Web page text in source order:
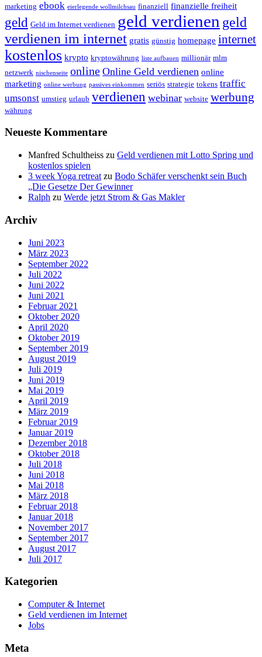
marketing ebook eierlegende wollmilchsau finanziell finanzielle freiheit
geld Geld im Internet verdienen geld verdienen geld
verdienen im internet gratis günstig homepage internet
kostenlos krypto kryptowährung liste aufbauen millionär mlm
netzwerk nischenseite online Online Geld verdienen online
marketing online werbung passives einkommen seriös strategie tokens traffic
umsonst umstieg urlaub verdienen webinar website werbung
währung
Neueste Kommentare
Manfred Schultheiss zu Geld verdienen mit Lotto Spring und
kostenlos spielen
3 week Yoga retreat zu Bodo Schäfer verschenkt sein Buch
„Die Gesetze Der Gewinner
Ralph zu Werde jetzt Strom & Gas Makler
Archiv
Juni 2023
März 2023
September 2022
Juli 2022
Juni 2022
Juni 2021
Februar 2021
Oktober 2020
April 2020
Oktober 2019
September 2019
August 2019
Juli 2019
Juni 2019
Mai 2019
April 2019
März 2019
Februar 2019
Januar 2019
Dezember 2018
Oktober 2018
Juli 2018
Juni 2018
Mai 2018
März 2018
Februar 2018
Januar 2018
November 2017
September 2017
August 2017
Juli 2017
Kategorien
Computer & Internet
Geld verdienen im Internet
Jobs
Meta